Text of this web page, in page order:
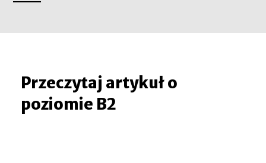
Przeczytaj artykuł o
poziomie B2